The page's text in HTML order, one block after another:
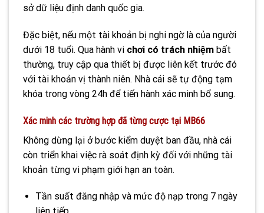
sở dữ liệu định danh quốc gia.
Đặc biệt, nếu một tài khoản bị nghi ngờ là của người
dưới 18 tuổi. Qua hành vi chơi có trách nhiệm bất
thường, truy cập qua thiết bị được liên kết trước đó
với tài khoản vị thành niên. Nhà cái sẽ tự động tạm
khóa trong vòng 24h để tiến hành xác minh bổ sung.
Xác minh các trường hợp đã từng cược tại MB66
Không dừng lại ở bước kiểm duyệt ban đầu, nhà cái
còn triển khai việc rà soát định kỳ đối với những tài
khoản từng vi phạm giới hạn an toàn.
Tần suất đăng nhập và mức độ nạp trong 7 ngày